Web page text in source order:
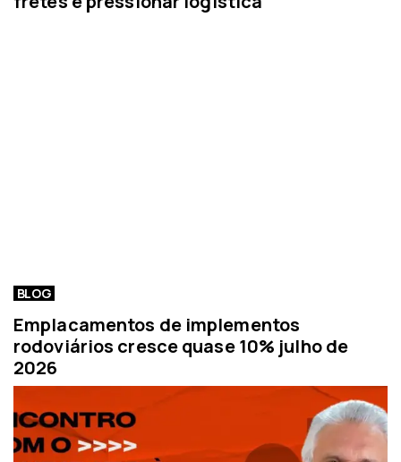
BLOG
Emplacamentos de implementos
rodoviários cresce quase 10% julho de
2026